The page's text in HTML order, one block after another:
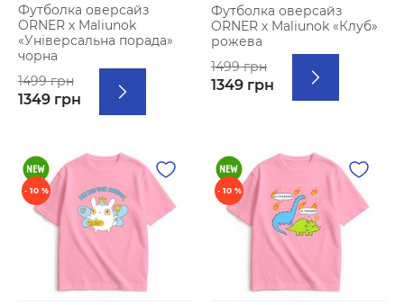
Футболка оверсайз
ORNER х Maliunok
«Універсальна порада»
чорна
1499 грн
1349 грн
Футболка оверсайз
ORNER х Maliunok «Клуб»
рожева
1499 грн
1349 грн
- 10 % - 10 %